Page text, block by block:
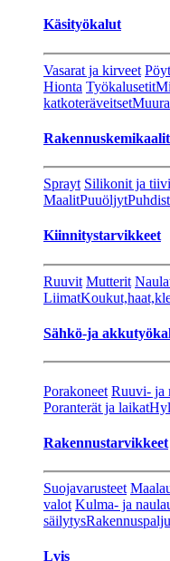
Käsityökalut
Vasarat ja kirveet
Hionta Työkalusetit
katkoteräveitset
Rakennuskemikaalit
Sprayt Silikonit ja
MaalitPuuöljyt
Kiinnitystarvikkeet
Ruuvit Mutterit
Liimat
Sähkö-ja
Porakoneet Ruuvi- ja
Poranterät ja laikat
Rakennustarvikkeet
Suojavarusteet
valot Kulma- ja
säilytys
Lvis